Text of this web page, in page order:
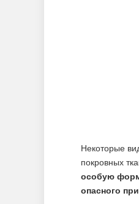
Некоторые
покровных
особую
опасного